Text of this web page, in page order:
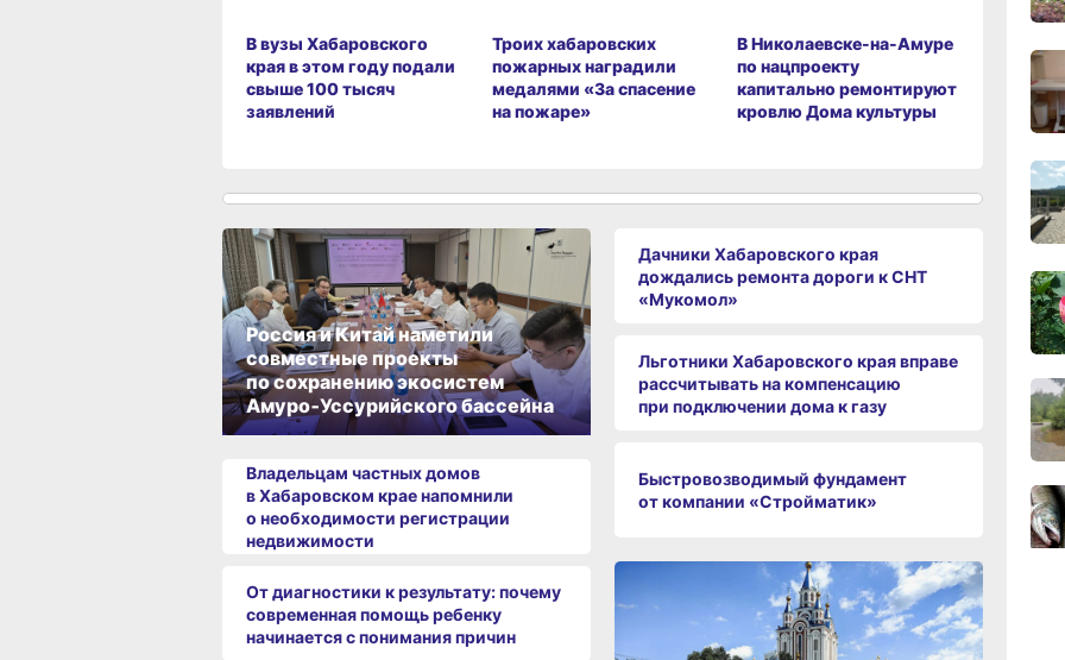
В вузы Хабаровского
края в этом году подали
свыше 100 тысяч
заявлений
Троих хабаровских
пожарных наградили
медалями «За спасение
на пожаре»
В Николаевске-на-Амуре
по нацпроекту
капитально ремонтируют
кровлю Дома культуры
на
слоганы
и
Россия и Китай наметили
совместные проекты
по сохранению экосистем
Амуро‑Уссурийского бассейна
Владельцам частных домов
в Хабаровском крае напомнили
о необходимости регистрации
недвижимости
От диагностики к результату: почему
современная помощь ребенку
начинается с понимания причин
Дачники Хабаровского края
дождались ремонта дороги к СНТ
«Мукомол»
Льготники Хабаровского края вправе
рассчитывать на компенсацию
при подключении дома к газу
Быстровозводимый фундамент
от компании «Стройматик»
11:43,
вчера
10:10,